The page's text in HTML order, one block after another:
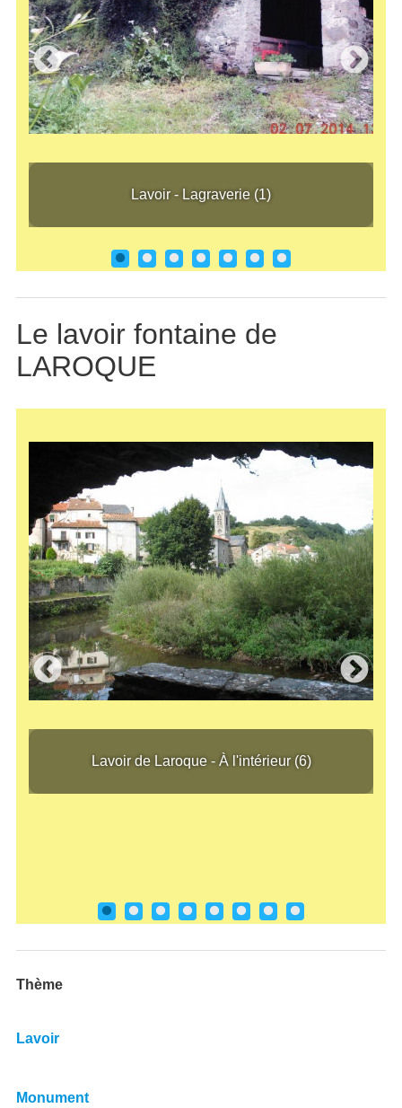
Lavoir - Lagraverie (1)
Lavoir - Lagraverie (1)
Le lavoir fontaine de
LAROQUE
Lavoir de Laroque - À l'intérieur (6)
Lavoir de Laroque - À l'intérieur (6)
Thème
Lavoir
Monument